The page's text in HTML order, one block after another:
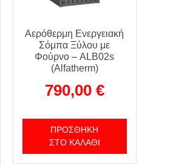
Αερόθερμη Ενεργειακή
Σόμπα Ξύλου με
Φούρνο – ALB02s
(Alfatherm)
790,00 €
ΠΡΟΣΘΉΚΗ
ΣΤΟ ΚΑΛΆΘΙ